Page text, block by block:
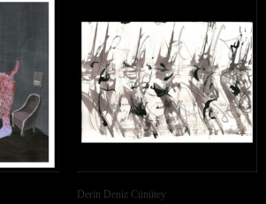
Derin Deniz Cünütey